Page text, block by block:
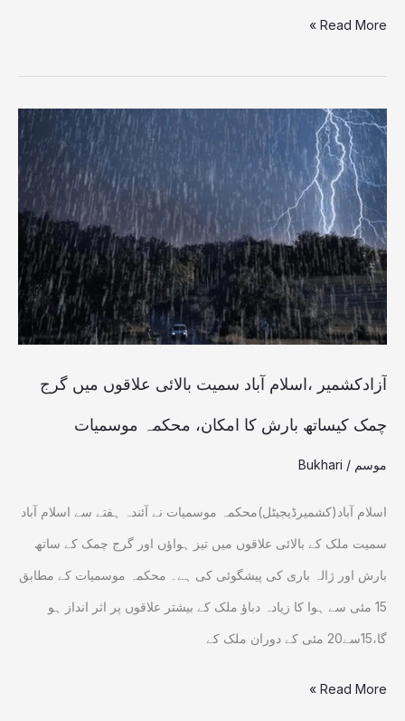
Read More »
آزادکشمیر ،اسلام آباد سمیت بالائی علاقوں میں گرج
چمک کیساتھ بارش کا امکان، محکمہ موسمیات
موسم /
Bukhari
اسلام آباد(کشمیرڈیجیٹل)محکمہ موسمیات نے آئندہ ہفتے سے اسلام آباد
سمیت ملک کے بالائی علاقوں میں تیز ہواؤں اور گرج چمک کے ساتھ
بارش اور ژالہ باری کی پیشگوئی کی ہے۔ محکمہ موسمیات کے مطابق
15 مئی سے ہوا کا زیادہ دباؤ ملک کے بیشتر علاقوں پر اثر انداز ہو
گا،15سے20 مئی کے دوران ملک کے
آزادکشمیر
،اسلام
آباد
سمیت
بالائی
علاقوں
میں
گرج
چمک
بارش
کا
امکان،
موسمیات
Read More »